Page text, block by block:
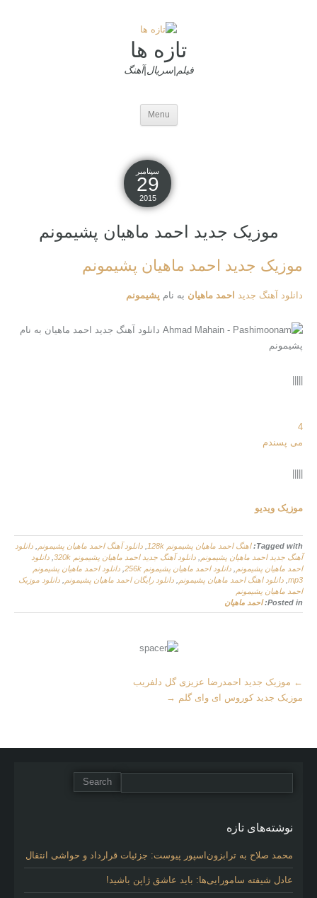
تازه ها
فیلم|سریال|آهنگ
Menu
سپتامبر
29
2015
موزیک جدید احمد ماهیان پشیمونم
موزیک جدید احمد ماهیان پشیمونم
دانلود آهنگ جدید احمد ماهیان به نام پشیمونم
|||||
4
می پسندم
|||||
موزیک ویدیو
Tagged with: اهنگ احمد ماهیان پشیمونم 128k دانلود آهنگ احمد ماهیان پشیمونم
دانلود
آهنگ جدید احمد ماهیان پشیمونم
دانلود آهنگ جدید احمد ماهیان پشیمونم 320k
دانلود
احمد ماهیان پشیمونم
دانلود احمد ماهیان پشیمونم 256k
دانلود احمد ماهیان پشیمونم
mp3 دانلود اهنگ احمد ماهیان پشیمونم دانلود رایگان احمد ماهیان پشیمونم
دانلود موزیک
احمد ماهیان پشیمونم
Posted in: احمد ماهیان
More
Articles
← موزیک جدید احمدرضا عزیزی گل دلفریب
موزیک جدید کوروس ای وای گلم →
نوشته‌های تازه
محمد صلاح به ترابزون‌اسپور پیوست: جزئیات قرارداد و حواشی انتقال
عادل شیفته سامورایی‌ها: باید عاشق ژاپن باشید!